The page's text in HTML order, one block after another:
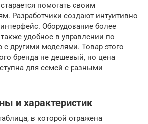
помогать своим
Разработчики создают интуитивно
Оборудование более
также удобное в управлении по
с другими моделями. Товар этого
бренда не дешевый, но цена
для семей с разными
и характеристик
в которой отражена